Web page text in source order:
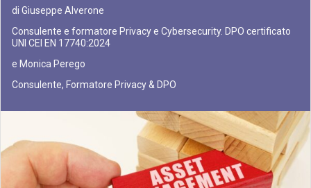
di Giuseppe Alverone
Consulente e formatore Privacy e Cybersecurity. DPO certificato
UNI CEI EN 17740:2024
e Monica Perego
Consulente, Formatore Privacy & DPO